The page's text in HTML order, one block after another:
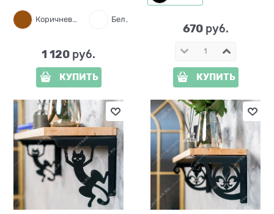
Коричневый Белый
1 120 руб.
КУПИТЬ
670 руб.
КУПИТЬ